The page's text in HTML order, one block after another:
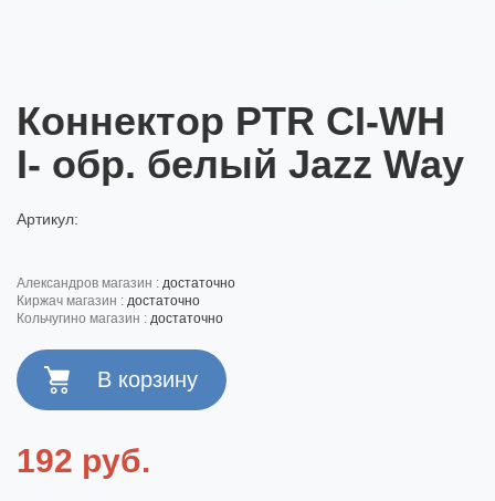
Коннектор PTR CI-WH
I- обр. белый Jazz Way
Артикул:
александров магазин : достаточно
киржач магазин : достаточно
кольчугино магазин : достаточно
192 руб.